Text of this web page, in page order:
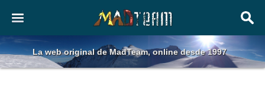
La web original de MadTeam, online desde 1997